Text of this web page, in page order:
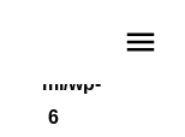
menu
wp-
6